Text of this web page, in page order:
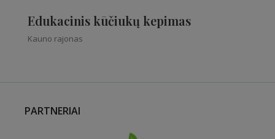
Edukacinis kūčiukų kepimas
Kauno rajonas
PARTNERIAI